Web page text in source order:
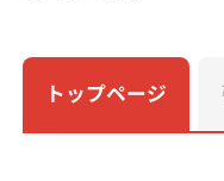
トップページ